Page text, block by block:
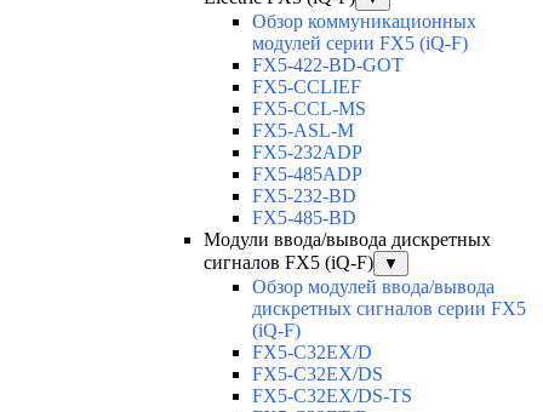
Обзор коммуникационных
модулей серии FX5 (iQ-F)
FX5-422-BD-GOT
FX5-CCLIEF
FX5-CCL-MS
FX5-ASL-M
FX5-232ADP
FX5-485ADP
FX5-232-BD
FX5-485-BD
Модули ввода/вывода дискретных
сигналов FX5 (iQ-F)
▼
Обзор модулей ввода/вывода
дискретных сигналов серии FX5
(iQ-F)
FX5-C32EX/D
FX5-C32EX/DS
FX5-C32EX/DS-TS